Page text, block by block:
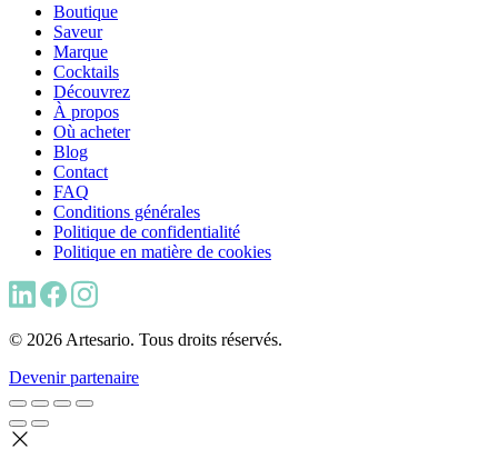
Boutique
Saveur
Marque
Cocktails
Découvrez
À propos
Où acheter
Blog
Contact
FAQ
Conditions générales
Politique de confidentialité
Politique en matière de cookies
© 2026 Artesario. Tous droits réservés.
Devenir partenaire